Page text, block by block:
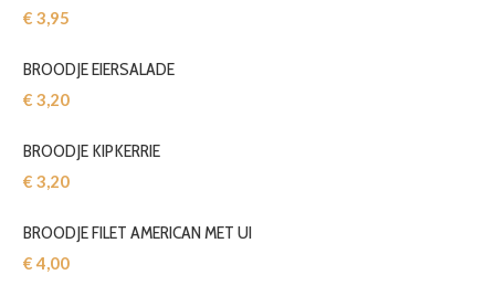
€ 3,95‎
BROODJE EIERSALADE
€ 3,20‎
BROODJE KIPKERRIE
€ 3,20‎
BROODJE FILET AMERICAN MET UI
€ 4,00‎